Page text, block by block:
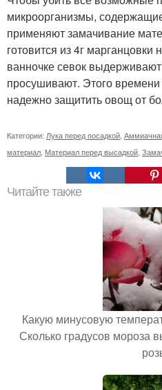
микроорганизмы,
применяют замачивание
готовится из 4г
ванночке севок
просушивают. Этого
надежно защитить овощ от
Категории: Лука перед посадкой
материал Материал перед высадкой
Читайте также
Какую минусовую
Сколько градусов мороза